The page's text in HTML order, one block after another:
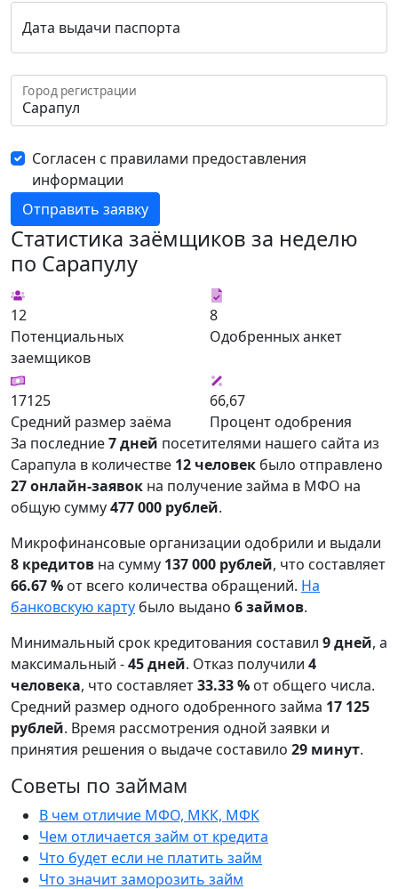
Дата выдачи паспорта
Город регистрации
Согласен с правилами предоставления
информации
Отправить заявку
Статистика заёмщиков за неделю
по Сарапулу
12
Потенциальных
заемщиков
8
Одобренных анкет
17125
Средний размер заёма
66,67
Процент одобрения
За последние7 дней посетителями нашего сайта из
Сарапула в количестве 12 человек было отправлено
27 онлайн-заявок на получение займа в МФО на
общую сумму477 000 рублей.
Микрофинансовые организации одобрили и выдали
8 кредитов на сумму 137 000 рублей, что составляет
66.67 % от всего количества обращений. На
банковскую карту было выдано 6 займов.
Минимальный срок кредитования составил 9 дней, а
максимальный -45 дней. Отказ получили 4
человека, что составляет33.33 % от общего числа.
Средний размер одного одобренного займа 17 125
рублей. Время рассмотрения одной заявки и
принятия решения о выдаче составило 29 минут.
Советы по займам
В чем отличие МФО, МКК, МФК
Чем отличается займ от кредита
Что будет если не платить займ
Что значит заморозить займ